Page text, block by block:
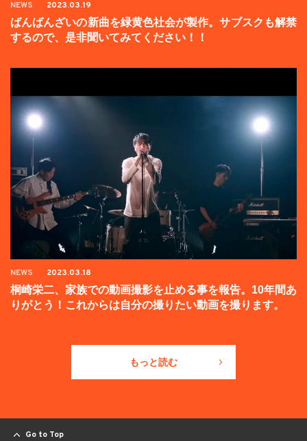
NEWS 2023.03.19
ばんばんざいの新曲を緑黄色社会が製作。サブスクも解禁
するので、是非聞いてみてください！！
NEWS 2023.03.18
桐崎栄二、家族での動画撮影を止める事を報告。10年間あ
りがとう！これからは自分の撮りたい動画を撮ります。
もっと読む
Go to Top